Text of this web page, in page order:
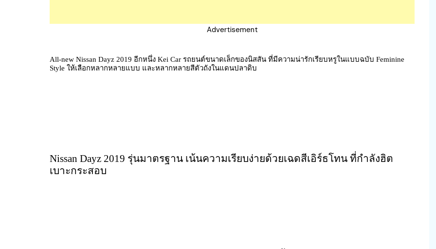
Advertisement
All-new Nissan Dayz 2019 อีกหนึ่ง Kei Car รถยนต์ขนาดเล็กของนิสสัน ที่มีความน่ารักเรียบหรูในแบบฉบับ Feminine
Style ให้เลือกหลากหลายแบบ และหลากหลายสีตัวถังในแดนปลาดิบ
Nissan Dayz 2019 รุ่นมาตรฐาน เน้นความเรียบง่ายด้วยเฉดสีเอิร์ธโทน ที่กำลังฮิต
เบาะกระสอบ